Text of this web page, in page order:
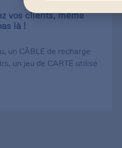
vos clients, même
là !
un CÂBLE de recharge
un jeu de CARTE utilisé